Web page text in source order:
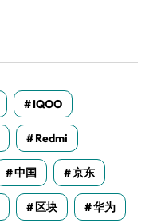
IQOO
Redmi
中国 京东
区块 华为